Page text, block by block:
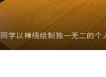
同学以禅绕绘制独一无二的个